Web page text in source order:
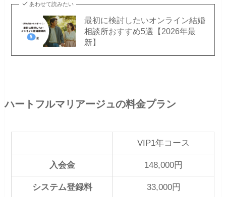
あわせて読みたい
最初に検討したいオンライン結婚
相談所おすすめ5選【2026年最
新】
ハートフルマリアージュの料金プラン
VIP1年コース
入会金 148,000円
システム登録料 33,000円